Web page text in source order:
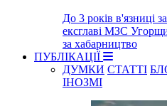
До 3 років в'язниці
ексглаві МЗС
за хабарництво
ПУБЛІКАЦІЇ
ДУМКИ СТАТТІ
ІНОЗМІ